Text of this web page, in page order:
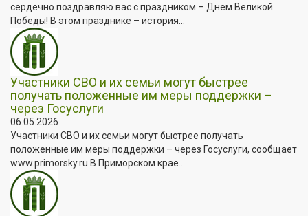
сердечно поздравляю вас с праздником – Днем Великой
Победы! В этом празднике – история...
Участники СВО и их семьи могут быстрее
получать положенные им меры поддержки –
через Госуслуги
06.05.2026
Участники СВО и их семьи могут быстрее получать
положенные им меры поддержки – через Госуслуги, сообщает
www.primorsky.ru В Приморском крае...